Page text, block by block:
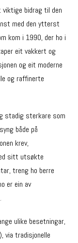
viktige bidrag til den
med den ytterst
kom i 1990, der ho i
eit vakkert og
og eit moderne
og raffinerte
stadig sterkare som
både på
krev,
sitt utsøkte
treng ho berre
er ein av
ulike besetningar,
via tradisjonelle